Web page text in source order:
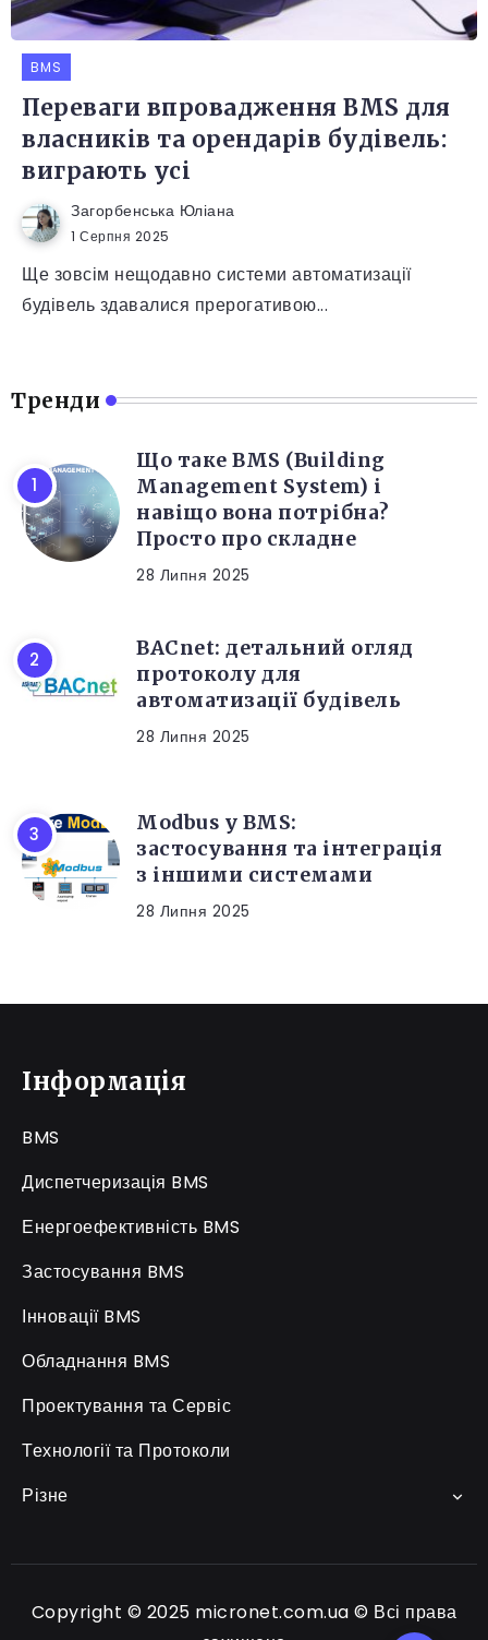
BMS
Переваги впровадження BMS для
власників та орендарів будівель:
виграють усі
Загорбенська Юліана
1 Серпня 2025
Ще зовсім нещодавно системи автоматизації
будівель здавалися прерогативою...
Тренди
Що таке BMS (Building
Management System) і
навіщо вона потрібна?
Просто про складне
28 Липня 2025
BACnet: детальний огляд
протоколу для
автоматизації будівель
28 Липня 2025
Modbus у BMS:
застосування та інтеграція
з іншими системами
28 Липня 2025
Інформація
BMS
Диспетчеризація BMS
Енергоефективність BMS
Застосування BMS
Інновації BMS
Обладнання BMS
Проектування та Сервіс
Технології та Протоколи
Різне
Copyright © 2025 micronet.com.ua © Всі права